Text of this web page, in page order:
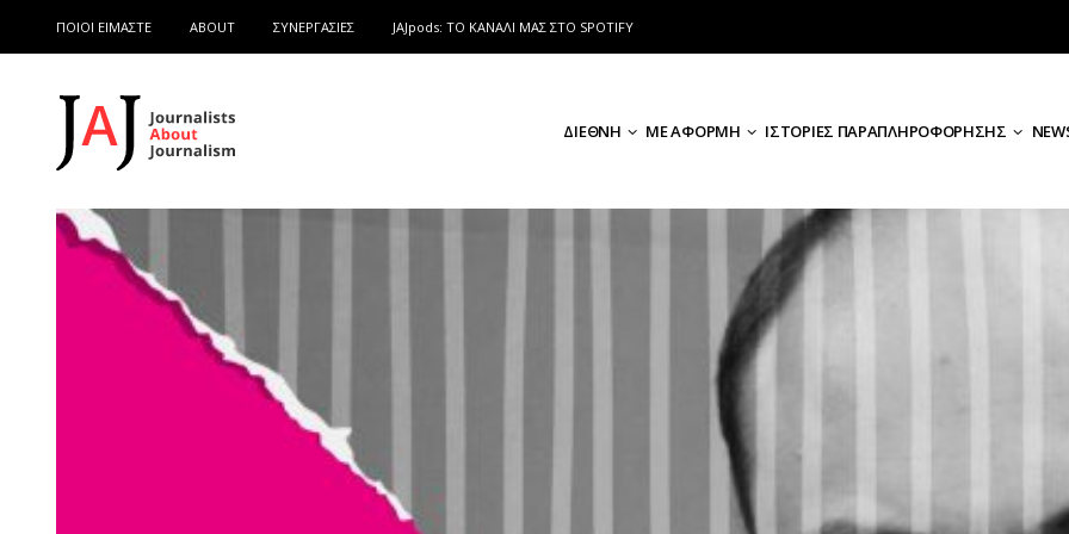
ΠΟΙΟΙ ΕΙΜΑΣΤΕ ABOUT ΣΥΝΕΡΓΑΣΙΕΣ JAJpods: TO ΚΑΝΑΛΙ ΜΑΣ ΣΤΟ SPOTIFY
ΔΙΕΘΝΗ ΜΕ ΑΦΟΡΜΗ ΙΣΤΟΡΙΕΣ ΠΑΡΑΠΛΗΡΟΦΟΡΗΣΗΣ